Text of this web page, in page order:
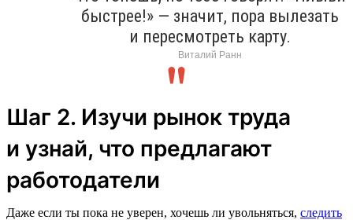
быстрее!» — значит, пора вылезать
и пересмотреть карту.
Виталий Ранн
Шаг 2. Изучи рынок труда
и узнай, что предлагают
работодатели
Даже если ты пока не уверен, хочешь ли увольняться, следить